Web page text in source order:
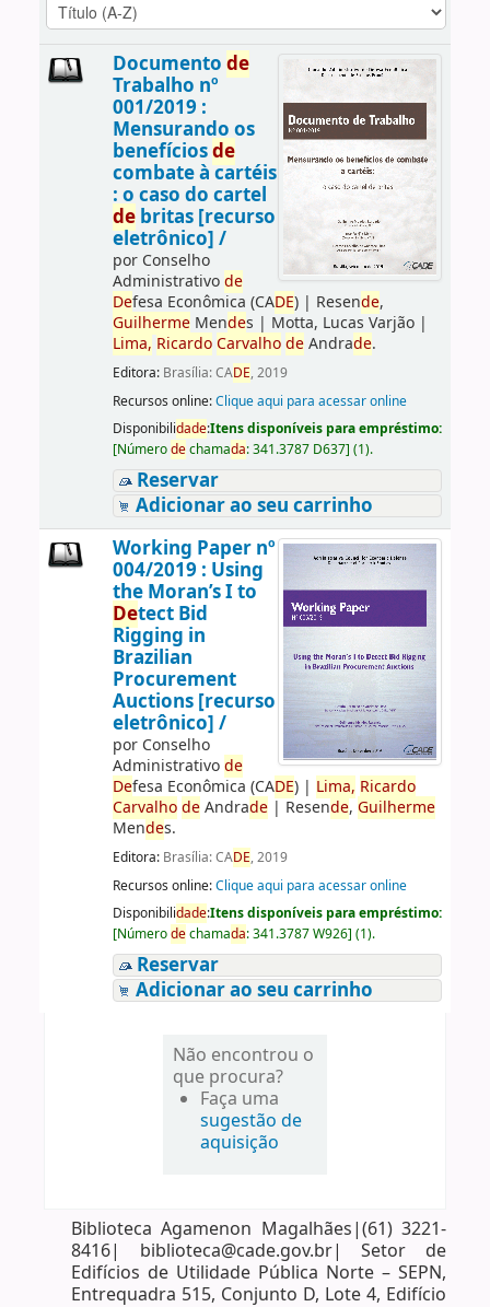
Documento de
Trabalho nº
001/2019 :
Mensurando os
benefíciosde
combate à cartéis
: o caso do cartel
debritas [recurso
eletrônico] /
por Conselho
Administrativode
Defesa Econômica (CADE)| Resende,
GuilhermeMendes | Motta, Lucas Varjão|
Lima, Ricardo Carvalho deAndrade.
Editora: Brasília: CADE, 2019
Recursos online:Clique aqui para acessar online
Disponibilidade:Itens disponíveis para empréstimo:
[Númerodechamada:341.3787 D637] (1).
Reservar
Adicionar ao seu carrinho
Working Paper nº
004/2019 : Using
the Moran’s I to
Detect Bid
Rigging in
Brazilian
Procurement
Auctions [recurso
eletrônico] /
por Conselho
Administrativode
Defesa Econômica (CADE)| Lima, Ricardo
Carvalho deAndrade| Resende, Guilherme
Mendes.
Editora: Brasília: CADE, 2019
Recursos online:Clique aqui para acessar online
Disponibilidade:Itens disponíveis para empréstimo:
[Númerodechamada:341.3787 W926] (1).
Reservar
Adicionar ao seu carrinho
Não encontrou o
que procura?
Faça uma
sugestão de
aquisição
Biblioteca Agamenon Magalhães|(61) 3221-
8416| biblioteca@cade.gov.br| Setor de
Edifícios de Utilidade Pública Norte – SEPN,
Entrequadra 515, Conjunto D, Lote 4, Edifício